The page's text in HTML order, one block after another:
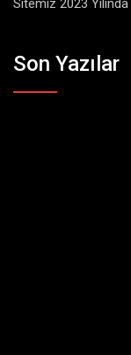
Sitemiz 2023
Son Yazılar